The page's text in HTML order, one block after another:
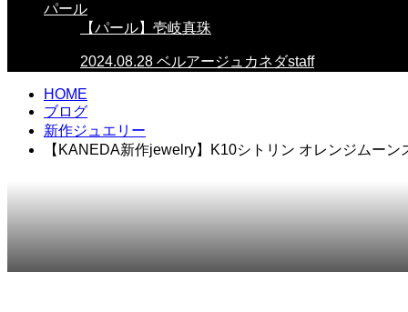
パール
【パール】壱岐真珠
2024.08.28 ベルアージュカネダstaff
HOME
ブログ
新作ジュエリー
【KANEDA新作jewelry】K10シトリン オレンジムー